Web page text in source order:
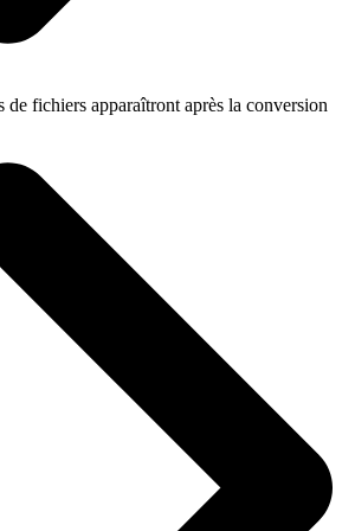
de fichiers apparaîtront après la conversion